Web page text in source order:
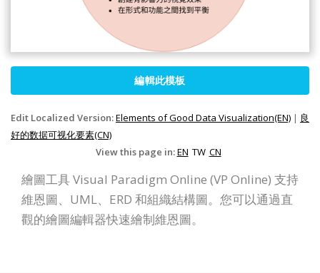
編輯此模板
Edit Localized Version:Elements of Good Data Visualization(EN) | 良
好的数据可视化要素(CN)
View this page in:EN TW CN
繪圖工具 Visual Paradigm Online (VP Online) 支持
維恩圖、UML、ERD 和組織結構圖。您可以通過直
觀的繪圖編輯器快速繪制維恩圖。